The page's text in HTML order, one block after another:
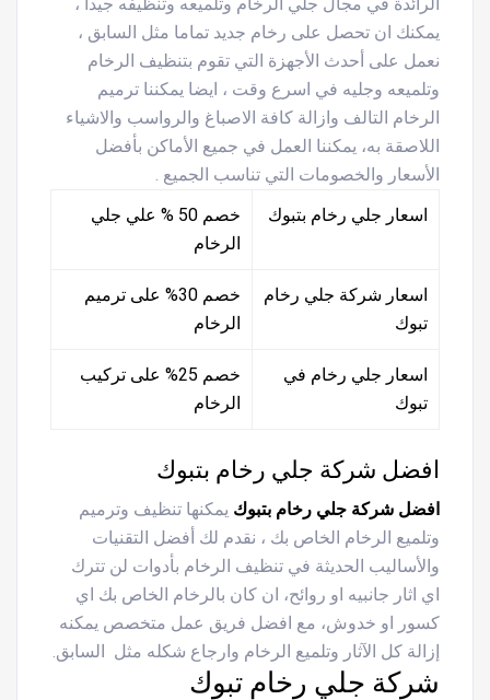
يمكنك ان تحصل على رخام جديد تماما مثل السابق ،
نعمل على أحدث الأجهزة التي تقوم بتنظيف الرخام
وتلميعه وجليه في اسرع وقت ، ايضا يمكننا ترميم
الرخام التالف وازالة كافة الاصباغ والرواسب والاشياء
اللاصقة به، يمكننا العمل في جميع الأماكن بأفضل
الأسعار والخصومات التي تناسب الجميع .
اسعار جلي رخام بتبوك
خصم 50 % علي جلي
الرخام
اسعار شركة جلي رخام
تبوك
خصم 30% على ترميم
الرخام
اسعار جلي رخام في
تبوك
خصم 25% على تركيب
الرخام
افضل شركة جلي رخام بتبوك
افضل شركة جلي رخام بتبوك يمكنها تنظيف وترميم
وتلميع الرخام الخاص بك ، نقدم لك أفضل التقنيات
والأساليب الحديثة في تنظيف الرخام بأدوات لن تترك
اي اثار جانبيه او روائح، ان كان بالرخام الخاص بك اي
كسور او خدوش، مع افضل فريق عمل متخصص يمكنه
إزالة كل الآثار وتلميع الرخام وارجاع شكله مثل السابق.
شركة جلي رخام تبوك